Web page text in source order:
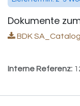
Dokumente
BDK
Interne Referenz: